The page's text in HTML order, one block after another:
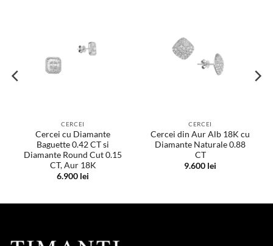
CERCEI
Cercei cu Diamante
Baguette 0.42 CT si
Diamante Round Cut 0.15
CT, Aur 18K
6.900 lei
CERCEI
Cercei din Aur Alb 18K cu
Diamante Naturale 0.88
CT
9.600 lei